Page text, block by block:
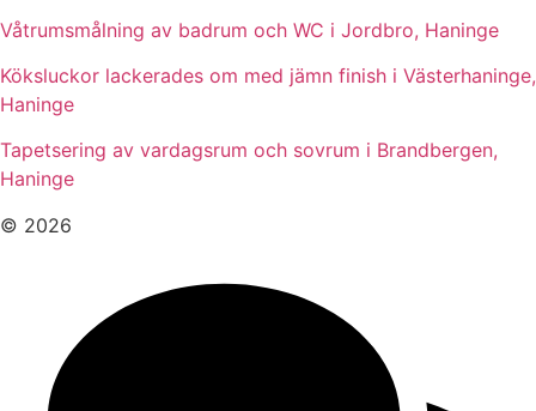
Våtrumsmålning av badrum och WC i Jordbro, Haninge
Köksluckor lackerades om med jämn finish i Västerhaninge,
Haninge
Tapetsering av vardagsrum och sovrum i Brandbergen,
Haninge
© 2026